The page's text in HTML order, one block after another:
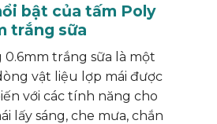
bật của tấm Poly
trắng sữa
0.6mm trắng sữa là một
vật liệu lợp mái được
với các tính năng cho
lấy sáng, che mưa, chắn